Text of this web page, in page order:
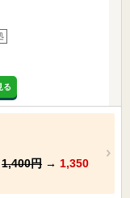
る
1,400円 → 1,350